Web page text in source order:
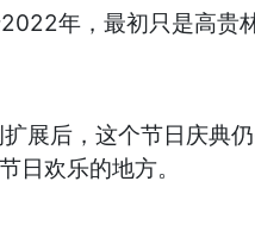
年，最初只是高贵
展后，这个节日庆典
日欢乐的地方。